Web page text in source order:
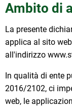
Ambito di
La presente
applica al sito
all'indirizzo
In qualità di ente
2016/2102, ci
web, le